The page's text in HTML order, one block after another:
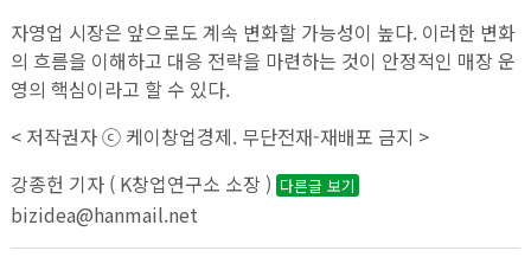
자영업 시장은 앞으로도 계속 변화할 가능성이 높다. 이러한 변화
의 흐름을 이해하고 대응 전략을 마련하는 것이 안정적인 매장 운
영의 핵심이라고 할 수 있다.
< 저작권자 ⓒ 케이창업경제. 무단전재-재배포 금지 >
강종헌 기자 ( K창업연구소 소장 ) 다른글 보기
bizidea@hanmail.net